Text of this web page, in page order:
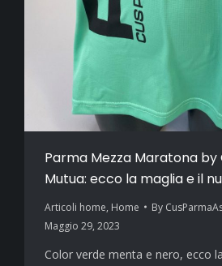
Parma Mezza Maratona by
Mutua: ecco la maglia e il
Articoli home, Home By
Maggio 29, 2023
Color verde menta e nero, ecco